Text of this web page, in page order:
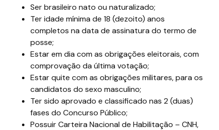
Ser brasileiro nato ou naturalizado;
Ter idade mínima de 18 (dezoito) anos
completos na data de assinatura do termo de
posse;
Estar em dia com as obrigações eleitorais, com
comprovação da última votação;
Estar quite com as obrigações militares, para os
candidatos do sexo masculino;
Ter sido aprovado e classificado nas 2 (duas)
fases do Concurso Público;
Possuir Carteira Nacional de Habilitação – CNH,